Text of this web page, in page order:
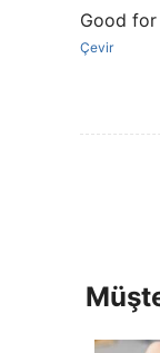
Good
Çevir